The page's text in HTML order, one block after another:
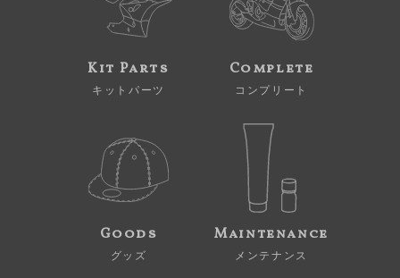
Kit Parts
キットパーツ
Complete
コンプリート
Goods
グッズ
Maintenance
メンテナンス